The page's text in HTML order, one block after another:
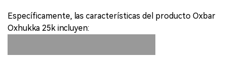
Específicamente, las características del producto Oxbar
Oxhukka 25k incluyen: